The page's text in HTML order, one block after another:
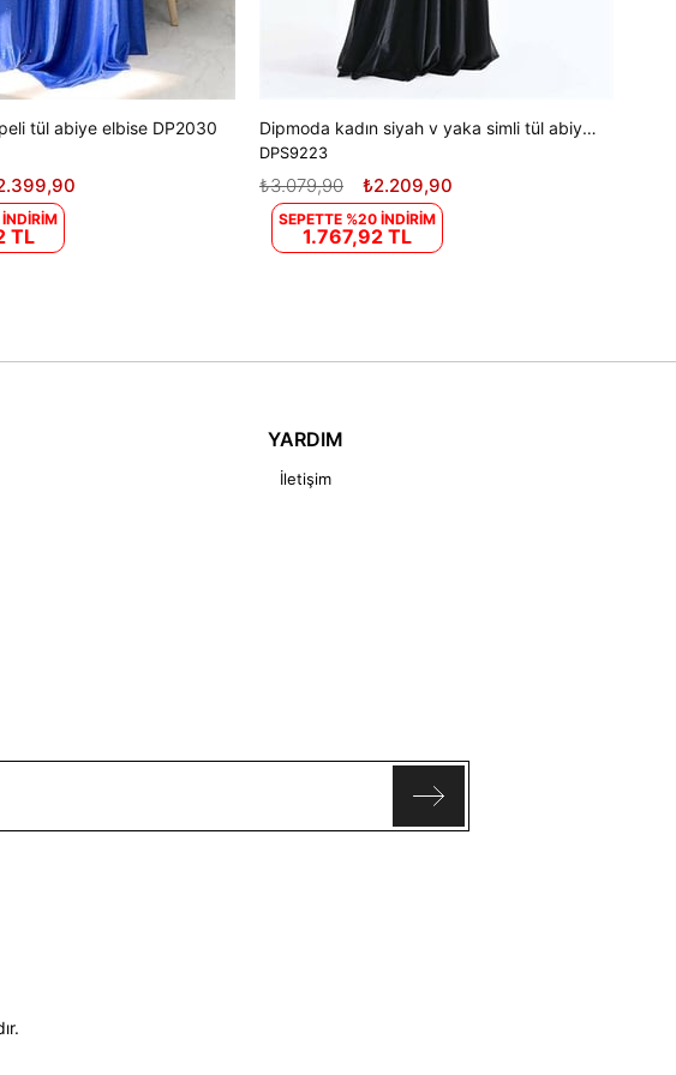
tül abiye elbise DP2030
TL
Dipmoda kadın siyah v yaka simli tül abiye elbise DPS9223
DPS9223
₺2.209,90
₺3.079,90
SEPETTE %20 İNDİRİM
1.767,92 TL
YARDIM
İletişim